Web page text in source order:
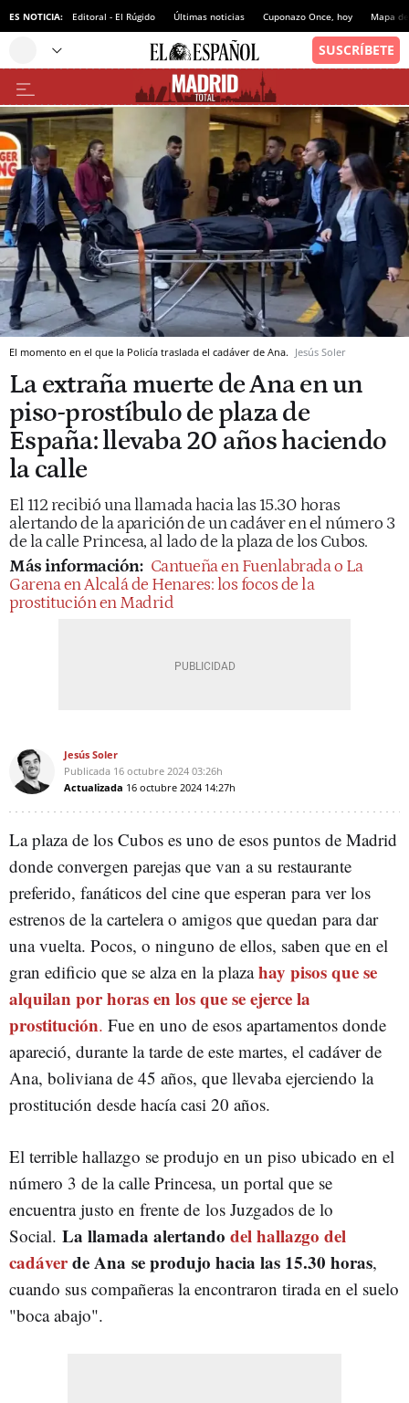
ES NOTICIA: Editoral - El Rúgido Últimas noticias Cuponazo Once, hoy Mapa
El momento en el que la Policía traslada el cadáver de Ana. Jesús Soler
La extraña muerte de Ana en un
piso-prostíbulo de plaza de
España: llevaba 20 años haciendo
la calle
El 112 recibió una llamada hacia las 15.30 horas
alertando de la aparición de un cadáver en el número 3
de la calle Princesa, al lado de la plaza de los Cubos.
Más información: Cantueña en Fuenlabrada o La
Garena en Alcalá de Henares: los focos de la
prostitución en Madrid
Jesús Soler
Publicada 16 octubre 2024 03:26h
Actualizada 16 octubre 2024 14:27h
La plaza de los Cubos es uno de esos puntos de Madrid
donde convergen parejas que van a su restaurante
preferido, fanáticos del cine que esperan para ver los
estrenos de la cartelera o amigos que quedan para dar
una vuelta. Pocos, o ninguno de ellos, saben que en el
gran edificio que se alza en la plaza hay pisos que se
alquilan por horas en los que se ejerce la
prostitución. Fue en uno de esos apartamentos donde
apareció, durante la tarde de este martes, el cadáver de
Ana, boliviana de 45 años, que llevaba ejerciendo la
prostitución desde hacía casi 20 años.
El terrible hallazgo se produjo en un piso ubicado en el
número 3 de la calle Princesa, un portal que se
encuentra justo en frente de los Juzgados de lo
Social. La llamada alertando del hallazgo del
cadáverde Ana se produjo hacia las 15.30 horas,
cuando sus compañeras la encontraron tirada en el suelo
"boca abajo".